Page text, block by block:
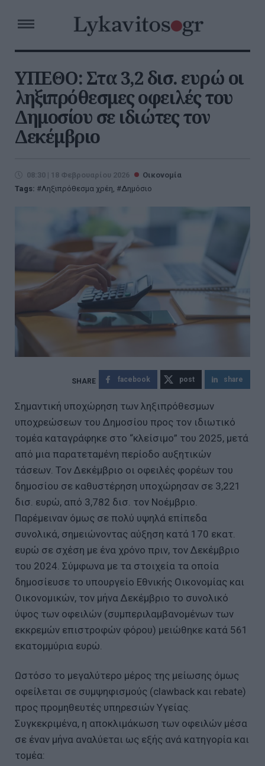
ΥΠΕΘΟ: Στα 3,2 δισ. ευρώ οι
ληξιπρόθεσμες οφειλές του
Δημοσίου σε ιδιώτες τον
Δεκέμβριο
08:30 | 18 Φεβρουαρίου 2026
Οικονομία
Tags:
Ληξιπρόθεσμα χρέη, Δημόσιο
facebook post share
Σημαντική υποχώρηση των ληξιπρόθεσμων
υποχρεώσεων του Δημοσίου προς τον ιδιωτικό
τομέα καταγράφηκε στο “κλείσιμο” του 2025, μετά
από μια παρατεταμένη περίοδο αυξητικών
τάσεων. Τον Δεκέμβριο οι οφειλές φορέων του
δημοσίου σε καθυστέρηση υποχώρησαν σε 3,221
δισ. ευρώ, από 3,782 δισ. τον Νοέμβριο.
Παρέμειναν όμως σε πολύ υψηλά επίπεδα
συνολικά, σημειώνοντας αύξηση κατά 170 εκατ.
ευρώ σε σχέση με ένα χρόνο πριν, τον Δεκέμβριο
του 2024. Σύμφωνα με τα στοιχεία τα οποία
δημοσίευσε το υπουργείο Εθνικής Οικονομίας και
Οικονομικών, τον μήνα Δεκέμβριο το συνολικό
ύψος των οφειλών (συμπεριλαμβανομένων των
εκκρεμών επιστροφών φόρου) μειώθηκε κατά 561
εκατομμύρια ευρώ.
Ωστόσο το μεγαλύτερο μέρος της μείωσης όμως
οφείλεται σε συμψηφισμούς (clawback και rebate)
προς προμηθευτές υπηρεσιών Υγείας.
Συγκεκριμένα, η αποκλιμάκωση των οφειλών μέσα
σε έναν μήνα αναλύεται ως εξής ανά κατηγορία και
τομέα: